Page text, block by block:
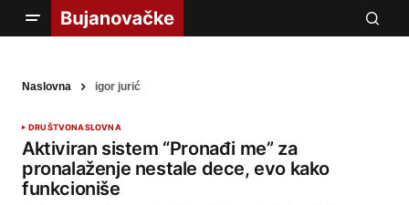
Naslovna igor jurić
DRUŠTVONASLOVNA
Aktiviran sistem “Pronađi me” za
pronalaženje nestale dece, evo kako
funkcioniše